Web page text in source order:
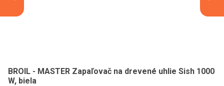
BROIL - MASTER Zapaľovač na drevené uhlie Sish 1000
W, biela